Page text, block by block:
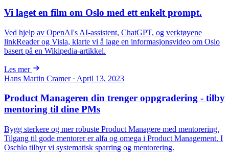
Vi laget en film om Oslo med ett enkelt prompt.
Ved hjelp av OpenAI's AI-assistent, ChatGPT, og verktøyene
linkReader og Visla, klarte vi å lage en informasjonsvideo om Oslo
basert på en Wikipedia-artikkel.
Les mer
Hans Martin Cramer · April 13, 2023
Product Manageren din trenger oppgradering - tilby
mentoring til dine PMs
Bygg sterkere og mer robuste Product Managere med mentorering.
Tilgang til gode mentorer er alfa og omega i Product Management. I
Oschlo tilbyr vi systematisk sparring og mentorering.